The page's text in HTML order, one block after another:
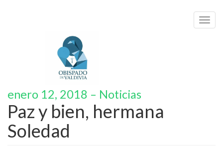
enero 12, 2018 – Noticias
Paz y bien, hermana
Soledad